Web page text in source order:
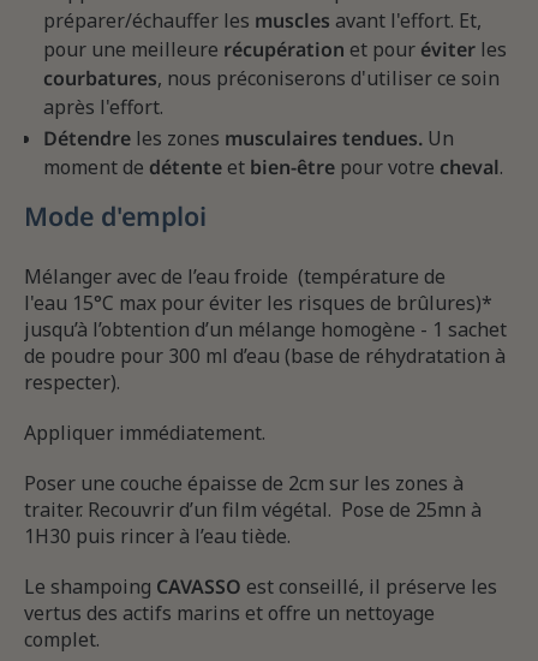
préparer/échauffer les muscles avant l'effort. Et,
pour une meilleure récupération et pour éviter les
courbatures, nous préconiserons d'utiliser ce soin
après l'effort.
Détendre les zones musculaires tendues. Un
moment de détenteet bien-être pour votre cheval.
Mode d'emploi
Mélanger avec de l’eau froide (température de
l'eau 15°C max pour éviter les risques de brûlures)*
jusqu’à l’obtention d’un mélange homogène - 1 sachet
de poudre pour 300 ml d’eau (base de réhydratation à
respecter).
Appliquer immédiatement.
Poser une couche épaisse de 2cm sur les zones à
traiter. Recouvrir d’un film végétal. Pose de 25mn à
1H30 puis rincer à l’eau tiède.
Le shampoing CAVASSO est conseillé, il préserve les
vertus des actifs marins et offre un nettoyage
complet.